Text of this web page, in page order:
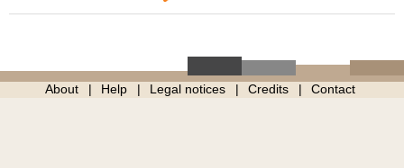
About Help Legal notices Credits Contact